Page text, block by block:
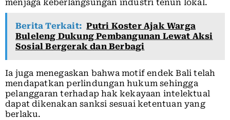
menjaga keberlangsungan industri tenun lokal.
Berita Terkait: Putri Koster Ajak Warga
Buleleng Dukung Pembangunan Lewat Aksi
Sosial Bergerak dan Berbagi
Ia juga menegaskan bahwa motif endek Bali telah
mendapatkan perlindungan hukum sehingga
pelanggaran terhadap hak kekayaan intelektual
dapat dikenakan sanksi sesuai ketentuan yang
berlaku.